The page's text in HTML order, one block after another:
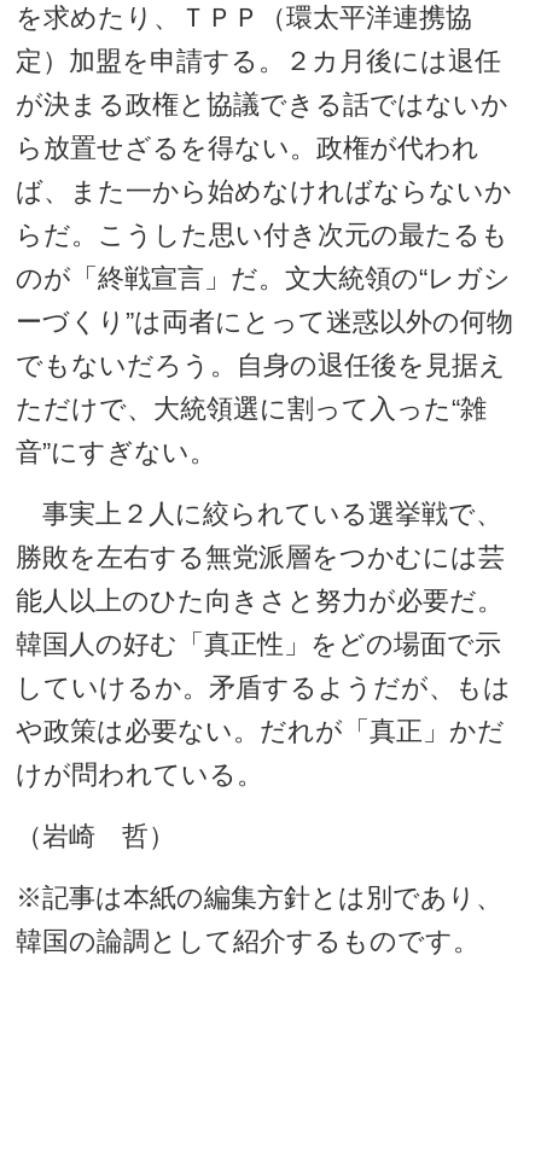
を求めたり、ＴＰＰ（環太平洋連携協
定）加盟を申請する。２カ月後には退任
が決まる政権と協議できる話ではないか
ら放置せざるを得ない。政権が代われ
ば、また一から始めなければならないか
らだ。こうした思い付き次元の最たるも
のが「終戦宣言」だ。文大統領の“レガシ
ーづくり”は両者にとって迷惑以外の何物
でもないだろう。自身の退任後を見据え
ただけで、大統領選に割って入った“雑
音”にすぎない。
事実上２人に絞られている選挙戦で、
勝敗を左右する無党派層をつかむには芸
能人以上のひた向きさと努力が必要だ。
韓国人の好む「真正性」をどの場面で示
していけるか。矛盾するようだが、もは
や政策は必要ない。だれが「真正」かだ
けが問われている。
（岩崎 哲）
※記事は本紙の編集方針とは別であり、
韓国の論調として紹介するものです。